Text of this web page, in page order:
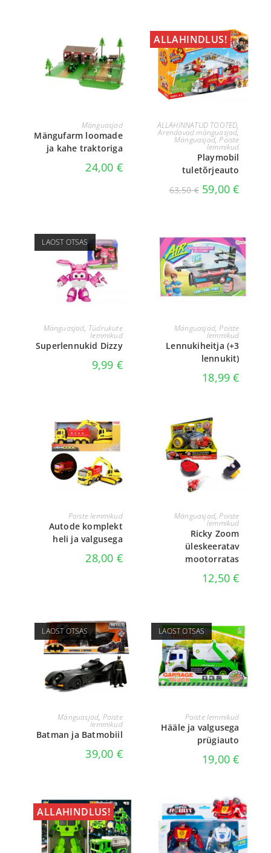
LISA KORVIMänguasjad
Mängufarm loomade
ja kahe traktoriga
24,00 €
ALLAHINDLUS!
LISA KORVI
ALLAHINNATUD TOOTED,
Arendavad mänguasjad,
Mänguasjad,Poiste
lemmikud
Playmobil
tuletõrjeauto
63,50€ 59,00€
LAOST OTSAS
LOE EDASI
Mänguasjad, Tüdrukute
lemmikud
Superlennukid Dizzy
9,99 €
LISA KORVI
Mänguasjad,Poiste
lemmikud
Lennukiheitja (+3
lennukit)
18,99€
LISA KORVI
Poiste lemmikud
Autode komplekt
heli ja valgusega
28,00 €
Mänguasjad,Poiste
lemmikud
Ricky Zoom
üleskeeratav
mootorratas
12,50€
LAOST OTSAS
LOE EDASI
Mänguasjad, Poiste
lemmikud
Batman ja Batmobiil
39,00 €
LAOST OTSAS
LOE EDASI
Poiste lemmikud
Hääle ja valgusega
prügiauto
19,00€
ALLAHINDLUS!